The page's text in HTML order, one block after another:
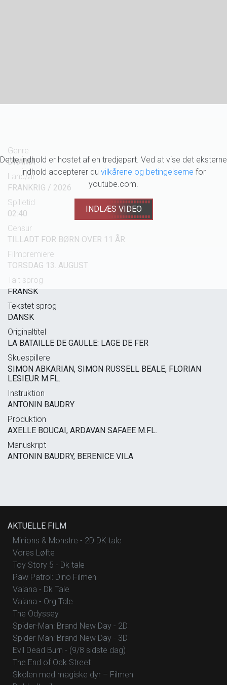
Dette indhold er hostet af en tredjepart. Ved at vise det eksterne
indhold accepterer du vilkårene og betingelserne for
youtube.com.
INDLÆS VIDEO
Genre
DRAMA
Land/år
FRANKRIG / 2026
Spilletid
02:40
Censur
TILLADT FOR BØRN OVER 11 ÅR
Filmpremiere
TORSDAG 13. AUGUST
Talt sprog
FRANSK
Tekstet sprog
DANSK
Originaltitel
LA BATAILLE DE GAULLE: LAGE DE FER
Skuespillere
SIMON ABKARIAN, SIMON RUSSELL BEALE, FLORIAN
LESIEUR M.FL.
Instruktion
ANTONIN BAUDRY
Produktion
AXELLE BOUCAI, ARDAVAN SAFAEE M.FL.
Manuskript
ANTONIN BAUDRY, BERENICE VILA
AKTUELLE FILM
Minions & Monstre - 2D DK tale
Vores Løfte
Toy Story 5 - Dk tale
Paw Patrol: Dino Filmen
Vaiana - Dk Tale
Vaiana - Org Tale
The Odyssey
Spider-Man: Brand New Day - 2D
Spider-Man: Brand New Day - 3D
Evil Dead Burn - (9/8 sidste dag)
The End of Oak Street
Skolen med magiske dyr – Filmen